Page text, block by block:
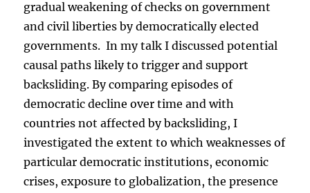
gradual weakening of checks on government
and civil liberties by democratically elected
governments. In my talk I discussed potential
causal paths likely to trigger and support
backsliding. By comparing episodes of
democratic decline over time and with
countries not affected by backsliding, I
investigated the extent to which weaknesses of
particular democratic institutions, economic
crises, exposure to globalization, the presence